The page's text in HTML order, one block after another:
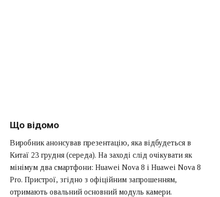
Що відомо
Виробник анонсував презентацію, яка відбудеться в
Китаї 23 грудня (середа). На заході слід очікувати як
мінімум два смартфони: Huawei Nova 8 і Huawei Nova 8
Pro. Пристрої, згідно з офіційним запрошенням,
отримають овальний основний модуль камери.